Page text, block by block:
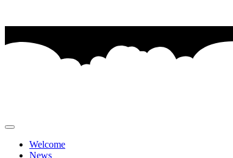
Welcome
News